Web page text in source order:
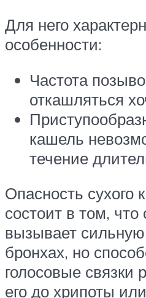
Для него
особенности:
Частота
откашляться
кашель
течение
Опасность сухого
состоит в том, что
вызывает
бронхах, но
голосовые связки
его до хрипоты